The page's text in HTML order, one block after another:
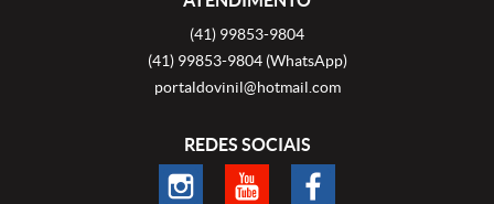
(41) 99853-9804
(41)99853-9804 (WhatsApp)
portaldovinil@hotmail.com
REDES SOCIAIS